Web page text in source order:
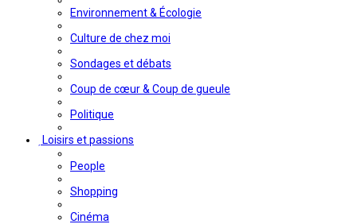
Environnement & Écologie
Culture de chez moi
Sondages et débats
Coup de cœur & Coup de gueule
Politique
Loisirs et passions
People
Shopping
Cinéma